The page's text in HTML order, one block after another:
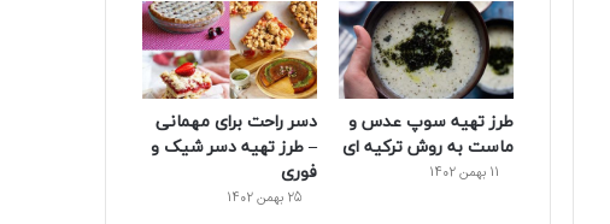
طرز تهیه سوپ عدس و
ماست به روش ترکیه ای
11 بهمن 1402
دسر راحت برای مهمانی
– طرز تهیه دسر شیک و
فوری
25 بهمن 1402